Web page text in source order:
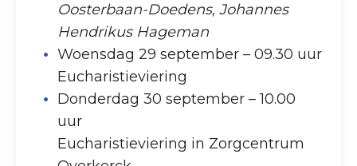
Oosterbaan-Doedens, Johannes
Hendrikus Hageman
Woensdag 29 september – 09.30 uur
Eucharistieviering
Donderdag 30 september – 10.00
uur
Eucharistieviering in Zorgcentrum